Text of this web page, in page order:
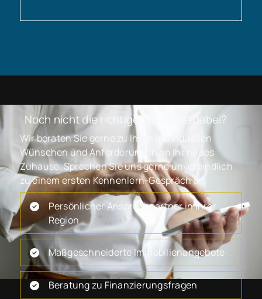
Noch nicht die richtige Immobilie dabei?
Wir beraten Sie gerne zu Ihren individuellen
Wünschen und Anforderungen an Ihr neues
Zuhause. Sprechen Sie uns gerne unverbindlich
zu einem ersten Kennenlern-Gespräch an.
Persönlicher Ansprechpartner in Ihrer
Region
Maßgeschneiderte Immobilienangebote
Beratung zu Finanzierungsfragen